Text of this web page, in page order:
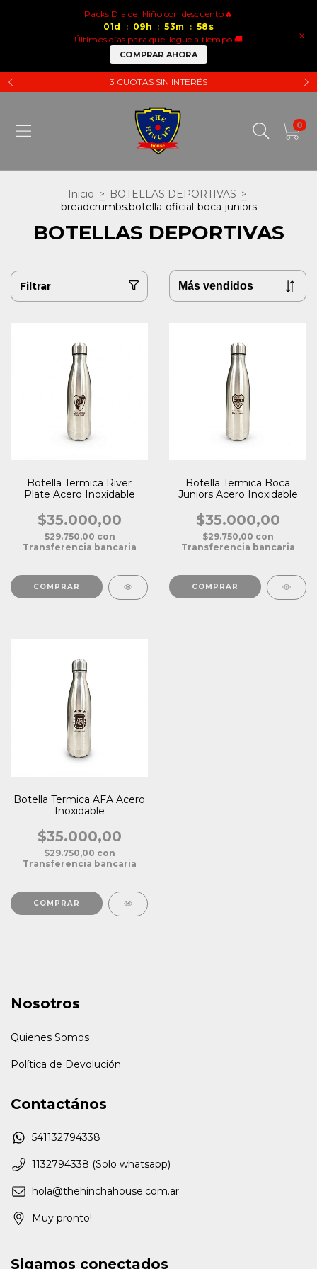
×
Packs Dia del Niño con descuento🔥
01d : 09 h : 53m : 58 s
Últimos días para que llegue a tiempo 🚚
COMPRAR AHORA
3 CUOTAS SIN INTERÉS
0
Inicio > BOTELLAS DEPORTIVAS >
breadcrumbs.botella-oficial-boca-juniors
BOTELLAS DEPORTIVAS
Filtrar
Botella Termica River
Plate Acero Inoxidable
$35.000,00
$29.750,00 con
Transferencia bancaria
Botella Termica Boca
Juniors Acero Inoxidable
$35.000,00
$29.750,00 con
Transferencia bancaria
Botella Termica AFA Acero
Inoxidable
$35.000,00
$29.750,00 con
Transferencia bancaria
Nosotros
Quienes Somos
Política de Devolución
Contactános
541132794338
1132794338 (Solo whatsapp)
hola@thehinchahouse.com.ar
Muy pronto!
Sigamos conectados